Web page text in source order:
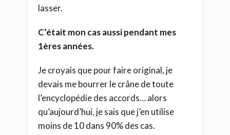
lasser.
C’était mon cas aussi pendant mes
1ères années.
Je croyais que pour faire original, je
devais me bourrer le crâne de toute
l’encyclopédie des accords… alors
qu’aujourd’hui, je sais que j’en utilise
moins de 10 dans 90% des cas.